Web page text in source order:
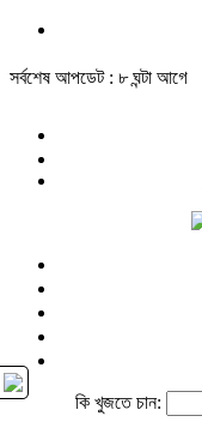
সর্বশেষ আপডেট : ৮ ঘন্টা আগে
কি খুজতে চান: